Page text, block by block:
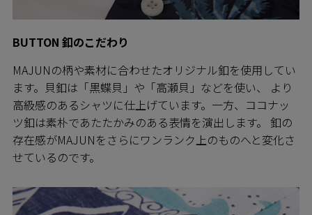
BUTTON 釦のこだわり
MAJUNの柄や素材に合わせたオリジナル釦を使用してい
ます。貝釦は「黒蝶貝」や「高瀬貝」などを使い、 より
高級感のあるシャツに仕上げています。一方、ココナッ
ツ釦は素朴であたたかみのある表情を演出します。 釦の
存在感がMAJUNをさらにワンランク上のものへと変化さ
せているのです。